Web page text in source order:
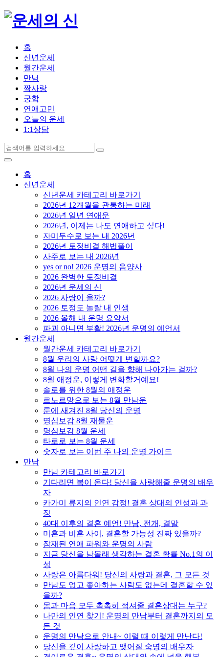
홈
신년운세
월간운세
만남
짝사랑
궁합
연애고민
오늘의 운세
1:1상담
홈
신년운세
신년운세 카테고리 바로가기
2026년 12개월을 관통하는 미래
2026년 일년 연애운
2026년, 이제는 나도 연애하고 싶다!
자미두수로 보는 내 2026년
2026년 토정비결 해법풀이
사주로 보는 내 2026년
yes or no! 2026 운명의 음양사
2026 완벽한 토정비결
2026년 운세의 신
2026 사랑이 올까?
2026 토정도 놀랄 내 인생
2026 올해 내 운명 요약서
파괴 아니면 부활! 2026년 운명의 예언서
월간운세
월간운세 카테고리 바로가기
8월 우리의 사랑 어떻게 변할까요?
8월 나의 운명 어떤 길을 향해 나아가는 걸까?
8월 애정운, 이렇게 변화할거예요!
솔로를 위한 8월의 애정운
르노르망으로 보는 8월 만남운
룬에 새겨진 8월 당신의 운명
명심보감 8월 재물운
명심보감 8월 운세
타로로 보는 8월 운세
숫자로 보는 이번 주 나의 운명 가이드
만남
만남 카테고리 바로가기
기다리면 복이 온다! 당신을 사랑해줄 운명의 배우
자
카가미 류지의 인연 감정! 결혼 상대의 인성과 과
정
40대 이후의 결혼 예언! 만남, 전개, 결말
미혼과 비혼 사이, 결혼할 가능성 진짜 있을까?
잠재된 연애 파워와 운명의 사람
지금 당신을 남몰래 생각하는 결혼 확률 No.1의 이
성
사랑은 아름다워! 당신의 사랑과 결혼, 그 모든 것
만남도 없고 좋아하는 사람도 없는데 결혼할 수 있
을까?
몸과 마음 모두 촉촉히 적셔줄 결혼상대는 누구?
나만의 인연 찾기! 운명의 만남부터 결혼까지의 모
든 것
운명의 만남으로 안내~ 이럴 때 이렇게 만난다!
당신을 깊이 사랑하고 맺어질 숙명의 배우자